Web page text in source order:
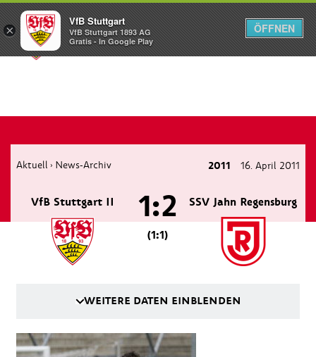
Menü
Aktuell › News-Archiv 2011 16. April 2011
VfB Stuttgart II SSV Jahn Regensburg
1:2
(1:1)
WEITERE DATEN EINBLENDEN
×
VfB Stuttgart
VfB Stuttgart 1893 AG
Gratis - In Google Play
ÖFFNEN